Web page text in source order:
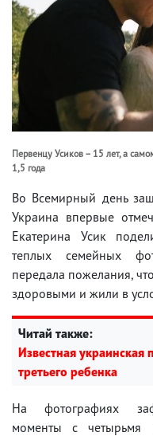
Первенцу Усиков – 15 лет, а
1,5 года
Во Всемирный день
Украина впервые
Екатерина Усик
теплых семейных
передала пожелания,
здоровыми и жили в
Читай также:
Известная украинская
третьего ребенка
На фотографиях
моменты с четырьмя